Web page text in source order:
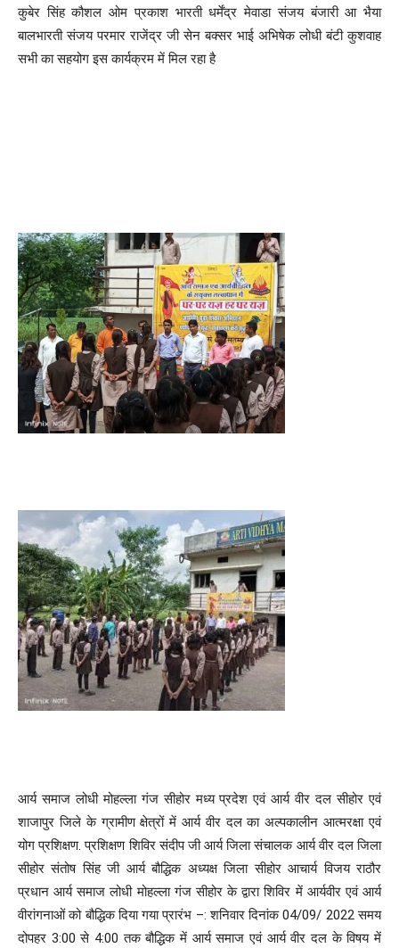
कुबेर सिंह कौशल ओम प्रकाश भारती धर्मेंद्र मेवाडा संजय बंजारी आ भैया
बालभारती संजय परमार राजेंद्र जी सेन बक्सर भाई अभिषेक लोधी बंटी कुशवाह
सभी का सहयोग इस कार्यक्रम में मिल रहा है
आर्य समाज लोधी मोहल्ला गंज सीहोर मध्य प्रदेश एवं आर्य वीर दल सीहोर एवं
शाजापुर जिले के ग्रामीण क्षेत्रों में आर्य वीर दल का अल्पकालीन आत्मरक्षा एवं
योग प्रशिक्षण. प्रशिक्षण शिविर संदीप जी आर्य जिला संचालक आर्य वीर दल जिला
सीहोर संतोष सिंह जी आर्य बौद्धिक अध्यक्ष जिला सीहोर आचार्य विजय राठौर
प्रधान आर्य समाज लोधी मोहल्ला गंज सीहोर के द्वारा शिविर में आर्यवीर एवं आर्य
वीरांगनाओं को बौद्धिक दिया गया प्रारंभ –: शनिवार दिनांक 04/09/ 2022 समय
दोपहर 3:00 से 4:00 तक बौद्धिक में आर्य समाज एवं आर्य वीर दल के विषय में